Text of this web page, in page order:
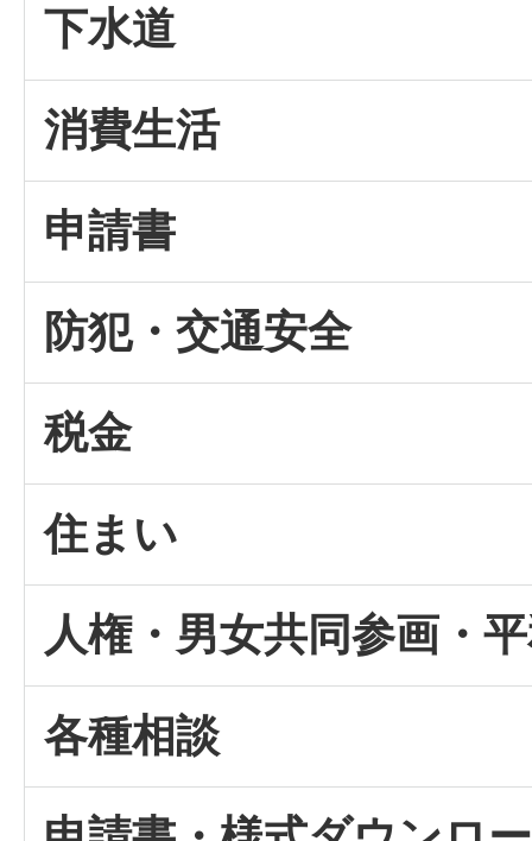
下水道
消費生活
申請書
防犯・交通安全
税金
住まい
人権・男女共同参画・
各種相談